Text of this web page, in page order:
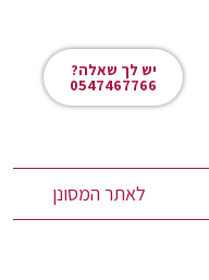
יש לך שאלה?
0547467766
לאתר המסונן